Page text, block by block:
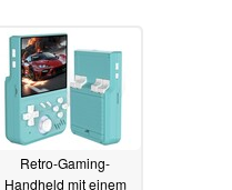
Retro-Gaming-
Handheld mit einem